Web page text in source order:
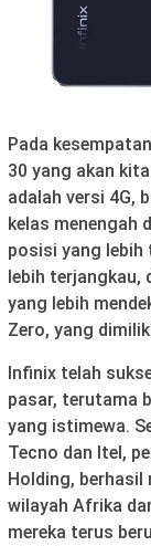
Pada
30 yang akan
adalah versi 4G,
kelas menengah
posisi yang lebih
lebih terjangkau,
yang lebih
Zero, yang
Infinix telah
pasar, terutama
yang istimewa.
Tecno dan Itel,
Holding, berhasil
wilayah Afrika
mereka terus